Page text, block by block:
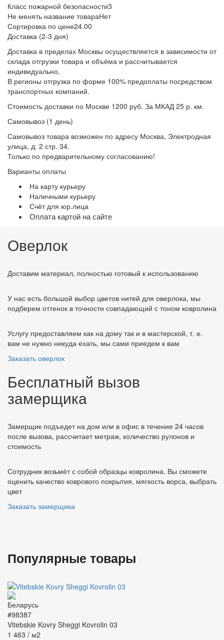
Класс пожарной безопасности3
Не менять название товараНет
Сортировка по цене24.00
Доставка (2-3 дня)
Доставка в пределах Москвы осуществляется в зависимости от
склада отгрузки товара и объёма и рассчитывается
индивидуально.
В регионы отгрузка по форме 100% предоплаты посредством
транспортных компаний.
Стоимость доставки по Москве 1200 руб. За МКАД 25 р. км.
Самовывоз (1 день)
Самовывоз товара возможен по адресу Москва, Электродная
улица, д. 2 стр. 34.
Только по предварительному согласованию!
Варианты оплаты
На карту курьеру
Наличными курьеру
Счёт для юр.лица
Оплата картой на сайте
Оверлок
Доставим материал, полностью готовый к использованию
У нас есть большой выбор цветов нитей для оверлока, мы
подберем оттенок в точности совпадающий с тоном ковролина
Услугу предоставляем как на дому так и в мастерской, т. е.
вам не нужно никуда ехать, мы сами приедем к вам
Заказать оверлок
Бесплатный вызов
замерщика
Замерщик подъедет на дом или в офис в течение 24 часов
после вызова, рассчитает метраж, количество рулонов и
стоимость
Сотрудник возьмёт с собой образцы ковролина. Вы сможете
оценить качество коврового покрытия, мягкость ворса, выбрать
цвет
Заказать замерщика
Популярные товары
#98387
Vitebskie Kovry Sheggi Kovrolin 03
1 463 / м2